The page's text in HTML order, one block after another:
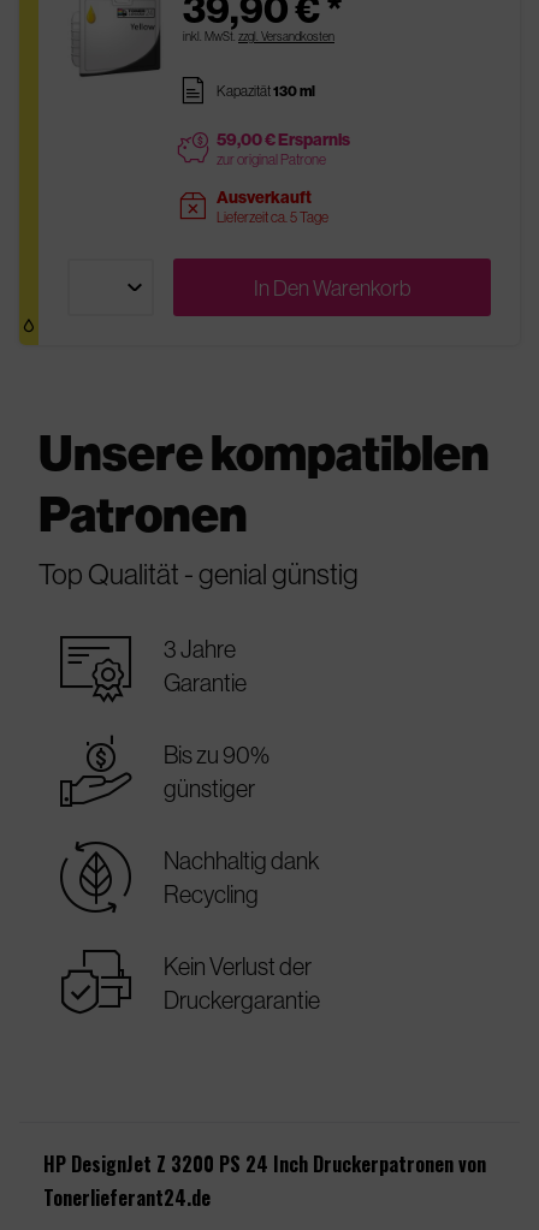
inkl. MwSt. zzgl. Versandkosten
pages Kapazität130 ml
price 59,00 € Ersparnis
zur original Patrone
sold Ausverkauft
Lieferzeit ca. 5 Tage
In DenWarenkorb
Unsere kompatiblen
Patronen
Top Qualität - genial günstig
warranty_certificate
3 Jahre
Garantie
best_price
Bis zu 90%
günstiger
sustainable
Nachhaltig dank
Recycling
warranty
Kein Verlust der
Druckergarantie
HP DesignJet Z 3200 PS 24 Inch Druckerpatronen von
Tonerlieferant24.de